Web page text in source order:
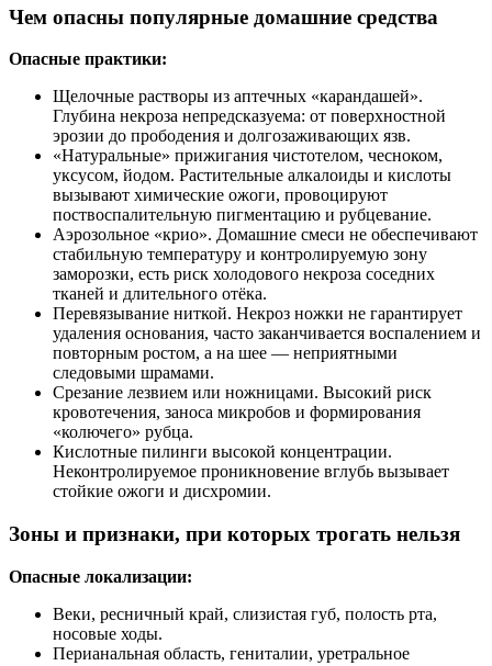
Чем опасны популярные домашние средства
Опасные практики:
Щелочные растворы из аптечных «карандашей».
Глубина некроза непредсказуема: от поверхностной
эрозии до прободения и долгозаживающих язв.
«Натуральные» прижигания чистотелом, чесноком,
уксусом, йодом. Растительные алкалоиды и кислоты
вызывают химические ожоги, провоцируют
поствоспалительную пигментацию и рубцевание.
Аэрозольное «крио». Домашние смеси не обеспечивают
стабильную температуру и контролируемую зону
заморозки, есть риск холодового некроза соседних
тканей и длительного отёка.
Перевязывание ниткой. Некроз ножки не гарантирует
удаления основания, часто заканчивается воспалением и
повторным ростом, а на шее — неприятными
следовыми шрамами.
Срезание лезвием или ножницами. Высокий риск
кровотечения, заноса микробов и формирования
«колючего» рубца.
Кислотные пилинги высокой концентрации.
Неконтролируемое проникновение вглубь вызывает
стойкие ожоги и дисхромии.
Зоны и признаки, при которых трогать нельзя
Опасные локализации:
Веки, ресничный край, слизистая губ, полость рта,
носовые ходы.
Перианальная область, гениталии, уретральное